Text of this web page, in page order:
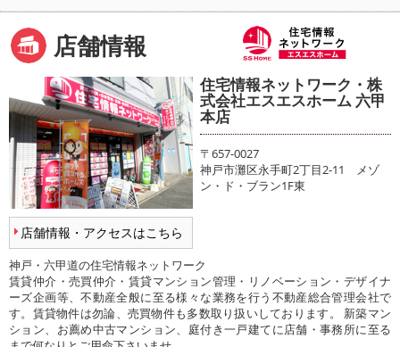
店舗情報
店舗情報・アクセスはこちら
住宅情報ネットワーク・株
式会社エスエスホーム 六甲
本店
〒657-0027
神戸市灘区永手町2丁目2-11 メゾ
ン・ド・ブラン1F東
神戸・六甲道の住宅情報ネットワーク
賃貸仲介・売買仲介・賃貸マンション管理・リノベーション・デザイナ
ーズ企画等、不動産全般に至る様々な業務を行う不動産総合管理会社で
す。賃貸物件は勿論、売買物件も多数取り扱いしております。 新築マン
ション、お薦め中古マンション、庭付き一戸建てに店舗・事務所に至る